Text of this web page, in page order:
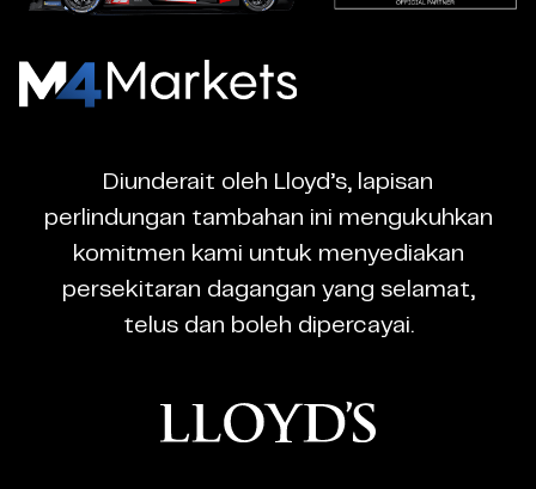
M4Markets
CFD
Trading
Regulated
Broker
Diunderait oleh Lloyd’s, lapisan
perlindungan tambahan ini mengukuhkan
komitmen kami untuk menyediakan
persekitaran dagangan yang selamat,
telus dan boleh dipercayai.